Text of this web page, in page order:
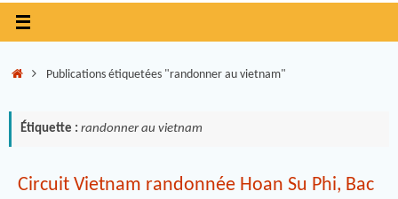
Publications étiquetées "randonner au vietnam"
Étiquette : randonner au vietnam
Circuit Vietnam randonnée Hoan Su Phi, Bac